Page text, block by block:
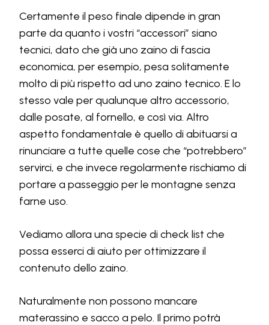
Certamente il peso finale dipende in gran
parte da quanto i vostri “accessori” siano
tecnici, dato che già uno zaino di fascia
economica, per esempio, pesa solitamente
molto di più rispetto ad uno zaino tecnico. E lo
stesso vale per qualunque altro accessorio,
dalle posate, al fornello, e così via. Altro
aspetto fondamentale è quello di abituarsi a
rinunciare a tutte quelle cose che “potrebbero”
servirci, e che invece regolarmente rischiamo di
portare a passeggio per le montagne senza
farne uso.
Vediamo allora una specie di check list che
possa esserci di aiuto per ottimizzare il
contenuto dello zaino.
Naturalmente non possono mancare
materassino e sacco a pelo. Il primo potrà